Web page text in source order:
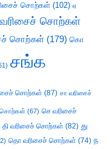
சொற்கள் (102) ஏ
சொற்கள்
சொற்கள் (179) கொ
சங்க
சொற்கள் (87) சா வரிசைச்
சொற்கள் (67) செ வரிசைச்
தி வரிசைச் சொற்கள் (82) து
தொ வரிசைச் சொற்கள் (74) ந